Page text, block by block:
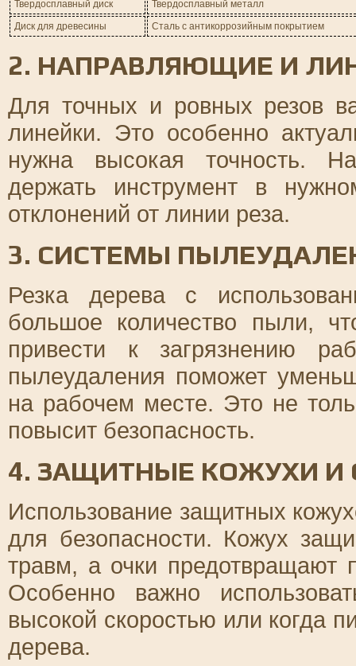
Твердосплавный диск
Твердосплавный металл
Диск для древесины
Сталь с антикоррозийным покрытием
2. НАПРАВЛЯЮЩИЕ И
Для точных и ровных резов
линейки. Это особенно
нужна высокая точность.
держать инструмент в
отклонений от линии реза.
3. СИСТЕМЫ
Резка дерева с
большое количество пыли,
привести к загрязнению
пылеудаления поможет
на рабочем месте. Это не
повысит безопасность.
4. ЗАЩИТНЫЕ КОЖУХИ И
Использование защитных
для безопасности. Кожух
травм, а очки предотвращают
Особенно важно
высокой скоростью или когда
дерева.